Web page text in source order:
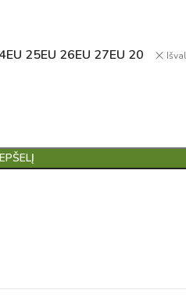
EU 25EU 26EU 27EU 20